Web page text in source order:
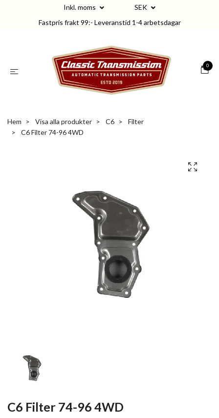
Inkl. moms
SEK
Fastpris frakt 99:- Leveranstid 1-4 arbetsdagar
0
Hem Visa alla produkter C6
Filter
C6 Filter 74-96 4WD
C6 Filter 74-96 4WD